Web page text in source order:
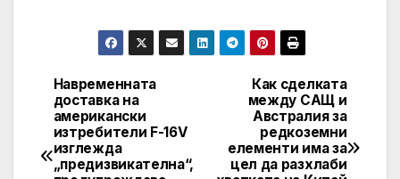
Post
navigation
Как сделката
между САЩ и
Австралия за
редкоземни
елементи има за
цел да разхлаби
Навременната
доставка на
американски
изтребители F-16V
изглежда
„предизвикателна“,